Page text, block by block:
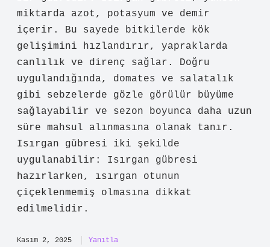
bitkilere besin değeri sağlayan doğal
bir gübredir. Isırgan gübresi, yüksek
miktarda azot, potasyum ve demir
içerir. Bu sayede bitkilerde kök
gelişimini hızlandırır, yapraklarda
canlılık ve direnç sağlar. Doğru
uygulandığında, domates ve salatalık
gibi sebzelerde gözle görülür büyüme
sağlayabilir ve sezon boyunca daha uzun
süre mahsul alınmasına olanak tanır.
Isırgan gübresi iki şekilde
uygulanabilir: Isırgan gübresi
hazırlarken, ısırgan otunun
edilmelidir.